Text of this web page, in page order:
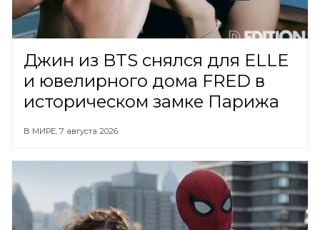
Джин из BTS снялся для ELLE
и ювелирного дома FRED в
историческом замке Парижа
В МИРЕ, 7 августа 2026